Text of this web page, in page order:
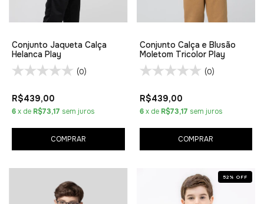
Conjunto Jaqueta Calça
Helanca Play
(0)
R$439,00
6x de R$73,17 sem juros
COMPRAR
Conjunto Calça e Blusão
Moletom Tricolor Play
(0)
R$439,00
6 x de R$73,17 sem juros
COMPRAR
52 % OFF